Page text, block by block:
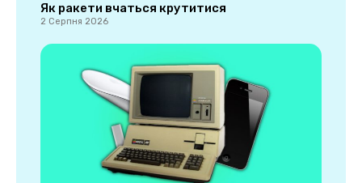
Як ракети вчаться крутитися
2 Серпня 2026